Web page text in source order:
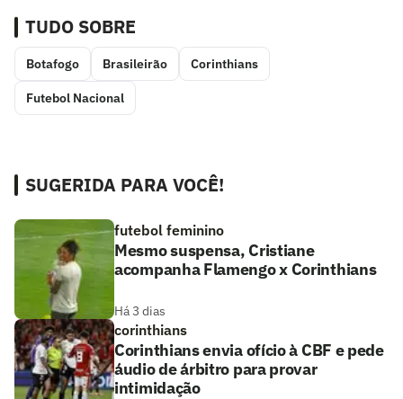
TUDO SOBRE
Botafogo Brasileirão Corinthians
Futebol Nacional
SUGERIDA PARA VOCÊ!
futebol feminino
Mesmo suspensa, Cristiane
acompanha Flamengo x Corinthians
Há 3 dias
corinthians
Corinthians envia ofício à CBF e pede
áudio de árbitro para provar
intimidação